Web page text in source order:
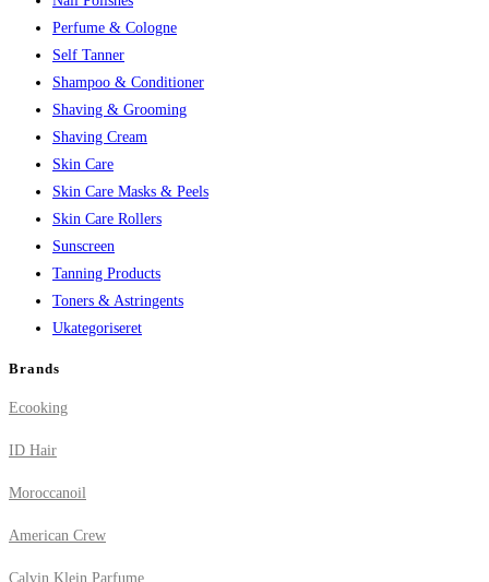
Perfume & Cologne
Self Tanner
Shampoo & Conditioner
Shaving & Grooming
Shaving Cream
Skin Care
Skin Care Masks & Peels
Skin Care Rollers
Sunscreen
Tanning Products
Toners & Astringents
Ukategoriseret
Brands
Ecooking
ID Hair
Moroccanoil
American Crew
Calvin Klein Parfume